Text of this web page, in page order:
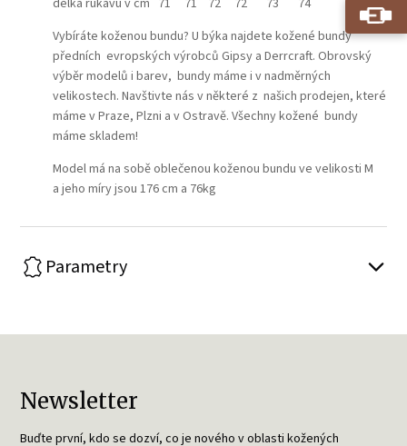
Vybíráte koženou bundu? U býka najdete kožené bundy
předních evropských výrobců Gipsy a Derrcraft. Obrovský
výběr modelů i barev, bundy máme i v nadměrných
velikostech. Navštivte nás v některé z našich prodejen, které
máme v Praze, Plzni a v Ostravě. Všechny kožené bundy
máme skladem!
Model má na sobě oblečenou koženou bundu ve velikosti M
a jeho míry jsou 176 cm a 76kg
Parametry
Newsletter
Buďte první, kdo se dozví, co je nového v oblasti kožených